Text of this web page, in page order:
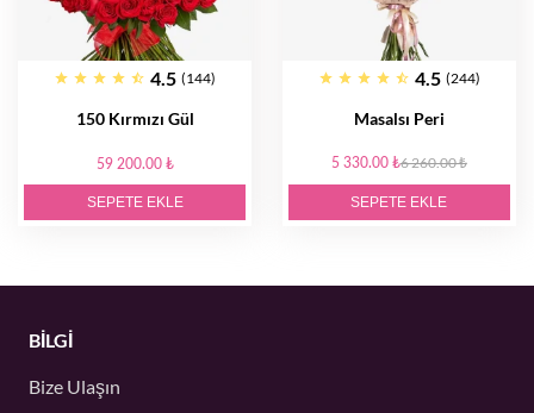
4.5 (144)
150 Kırmızı Gül
59 200.00 ₺
SEPETE EKLE
4.5 (244)
Masalsı Peri
5 330.00 ₺6 260.00 ₺
SEPETE EKLE
BİLGİ
Bize Ulaşın